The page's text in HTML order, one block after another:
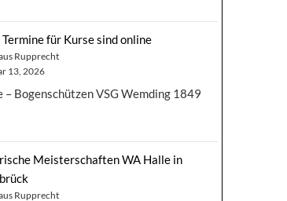
Termine für Kurse sind online
Rupprecht
13, 2026
– Bogenschützen VSG Wemding 1849
Meisterschaften WA Halle in
Rupprecht